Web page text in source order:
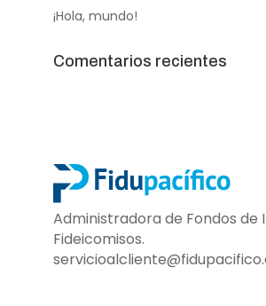
¡Hola, mundo!
Comentarios recientes
Administradora de Fondos de
Fideicomisos.